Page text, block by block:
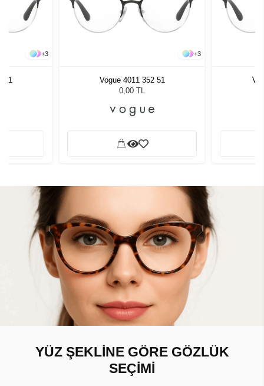
+3
51
+3
Vogue 4011 352 51
0,00 TL
YÜZ ŞEKLİNE GÖRE GÖZLÜK
SEÇİMİ